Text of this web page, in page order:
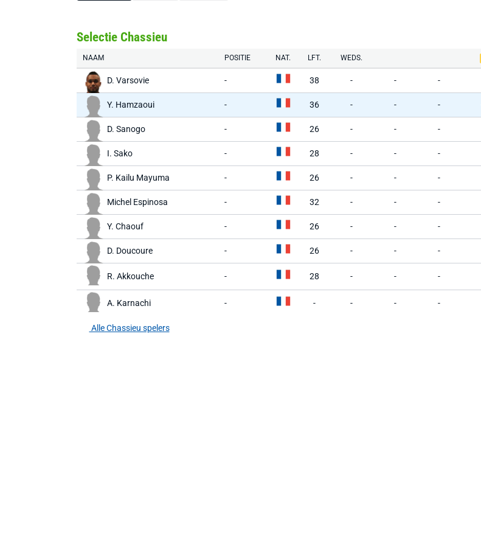
Selectie Chassieu
NAAM POSITIE NAT. LFT. WEDS.
D. Varsovie - 38 - - -
Y. Hamzaoui - 36 - - -
D. Sanogo - 26 - - -
I. Sako - 28 - - -
P. Kailu Mayuma - 26 - - -
Michel Espinosa - 32 - - -
Y. Chaouf - 26 - - -
D. Doucoure - 26 - - -
R. Akkouche - 28 - - -
A. Karnachi - - - - -
Alle Chassieu spelers